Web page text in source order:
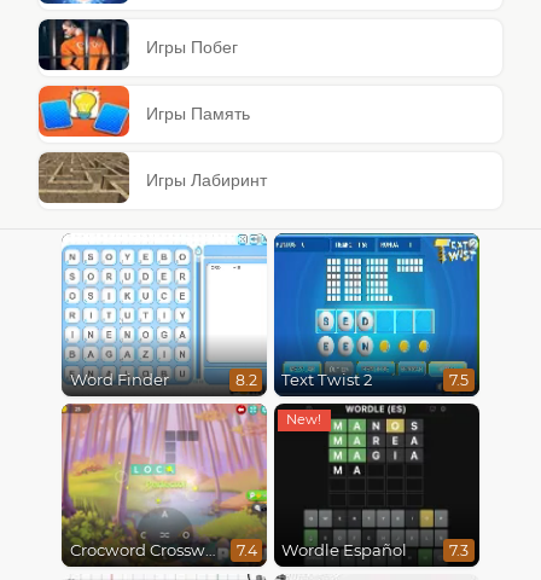
Игры Побег
Игры Память
Игры Лабиринт
Word Finder 8.2 Text Twist 2 7.5
Crocword Crossword 7.4 Wordle Español 7.3